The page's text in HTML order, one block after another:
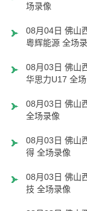
场录像
08月04日 佛山
粵辉能源 全场
08月03日 佛山
华思力U17 全
08月03日 佛山
全场录像
08月03日 佛山
得 全场录像
08月03日 佛山
技 全场录像